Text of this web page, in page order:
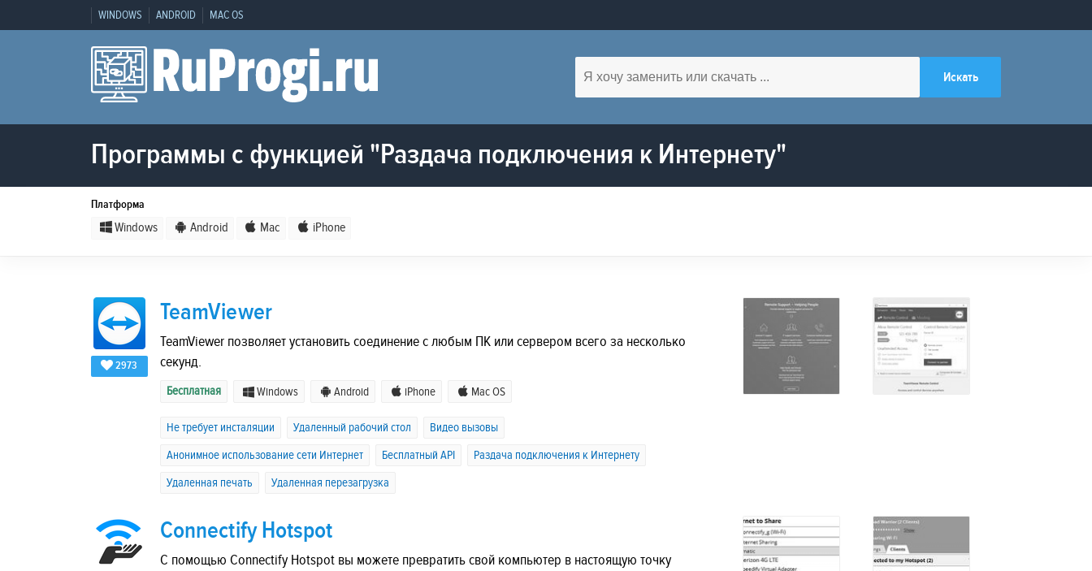
WINDOWS ANDROID MAC OS
Программы с функцией "Раздача подключения к Интернету"
Платформа
Windows Android Mac iPhone
2973
TeamViewer
TeamViewer позволяет установить соединение с любым ПК или сервером всего за несколько
секунд.
Бесплатная Windows Android iPhone Mac OS
Не требует инсталяции Удаленный рабочий стол
Видео вызовы
Анонимное использование сети Интернет
Бесплатный API
Раздача подключения к Интернету
Удаленная печать
Удаленная перезагрузка
Connectify Hotspot
С помощью Connectify Hotspot вы можете превратить свой компьютер в настоящую точку